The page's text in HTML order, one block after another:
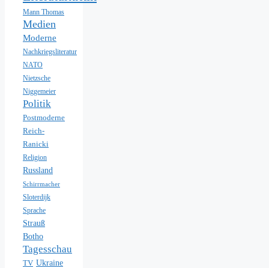
Mann Thomas
Medien
Moderne
Nachkriegsliteratur
NATO
Nietzsche
Niggemeier
Politik
Postmoderne
Reich-
Ranicki
Religion
Russland
Schirrmacher
Sloterdijk
Sprache
Strauß
Botho
Tagesschau
TV Ukraine